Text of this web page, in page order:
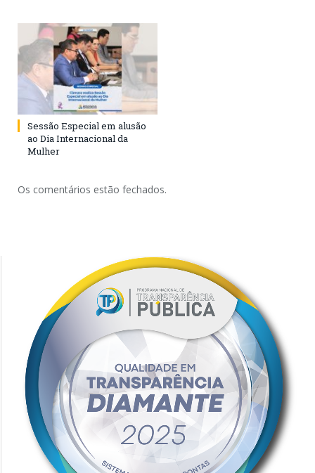
Sessão Especial em alusão
ao Dia Internacional da
Mulher
Os comentários estão fechados.